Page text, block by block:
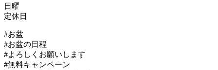
日曜
定休日
#お盆
#お盆の日程
#よろしくお願いします
#無料キャンペーン